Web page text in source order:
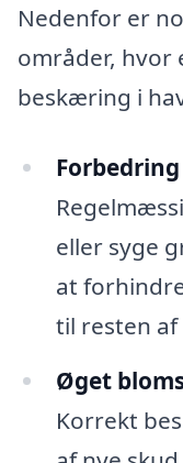
Nedenfor er
områder, hvor
beskæring i
eller syge
at
til resten
Øget
Korrekt